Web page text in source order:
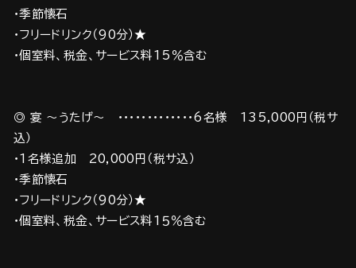
・季節懐石
・フリードリンク（90分）★
・個室料、税金、サービス料15％含む
◎ 宴 ～うたげ～ ・・・・・・・・・・・・・6名様 135,000円（税サ
込）
・1名様追加 20,000円（税サ込）
・季節懐石
・フリードリンク（90分）★
・個室料、税金、サービス料1５％含む